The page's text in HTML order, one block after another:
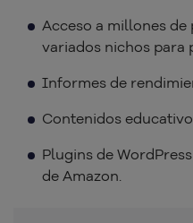
Acceso a millones
variados nichos para
Informes de
Contenidos
Plugins de
de Amazon.